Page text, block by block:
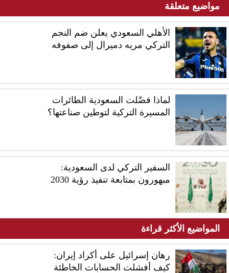
مواضيع متعلقة
الأهلي السعودي يعلن ضم النجم
التركي مريه دميرال إلى صفوفه
لماذا فضّلت السعودية الطائرات
المسيرة التركية لتوطين صناعتها؟
السفير التركي لدى السعودية:
مبهورون بمتابعة تنفيذ رؤية 2030
المواضيع الأكثر قراءة
رهان إسرائيل على أكراد إيران:
كيف أفشلت الحسابات الخاطئة